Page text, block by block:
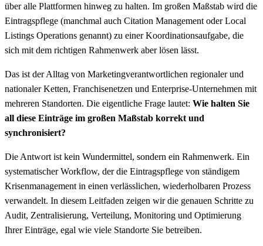
über alle Plattformen hinweg zu halten. Im großen Maßstab wird die
Eintragspflege (manchmal auch Citation Management oder Local
Listings Operations genannt) zu einer Koordinationsaufgabe, die
sich mit dem richtigen Rahmenwerk aber lösen lässt.
Das ist der Alltag von Marketingverantwortlichen regionaler und
nationaler Ketten, Franchisenetzen und Enterprise-Unternehmen mit
mehreren Standorten. Die eigentliche Frage lautet: Wie halten Sie
all diese Einträge im großen Maßstab korrekt und
synchronisiert?
Die Antwort ist kein Wundermittel, sondern ein Rahmenwerk. Ein
systematischer Workflow, der die Eintragspflege von ständigem
Krisenmanagement in einen verlässlichen, wiederholbaren Prozess
verwandelt. In diesem Leitfaden zeigen wir die genauen Schritte zu
Audit, Zentralisierung, Verteilung, Monitoring und Optimierung
Ihrer Einträge, egal wie viele Standorte Sie betreiben.